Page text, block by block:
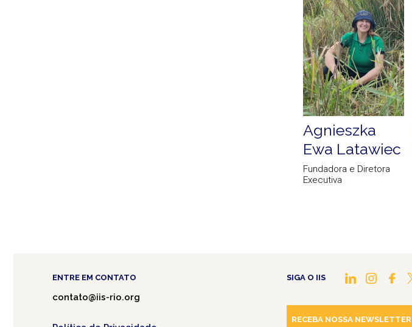
Agnieszka
Ewa Latawiec
Fundadora e Diretora
Executiva
ENTRE EM CONTATO
contato@iis-rio.org
SIGA O IIS
RECEBA NOSSA NEWSLETTER